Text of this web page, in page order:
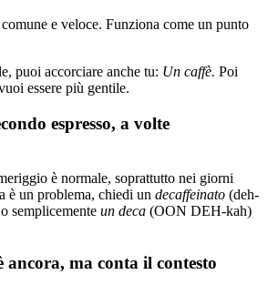
comune e veloce. Funziona come un punto
puoi accorciare anche tu: Un caffè. Poi
essere più gentile.
espresso, a volte
è normale, soprattutto nei giorni
è un problema, chiedi un decaffeinato (deh-
semplicemente un deca (OON DEH-kah)
ancora, ma conta il contesto